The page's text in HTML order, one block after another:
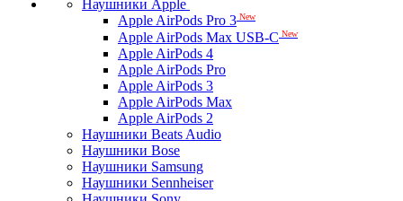
Наушники Apple
Apple AirPods Pro 3 New
Apple AirPods Max USB-C New
Apple AirPods 4
Apple AirPods Pro
Apple AirPods 3
Apple AirPods Max
Apple AirPods 2
Наушники Beats Audio
Наушники Bose
Наушники Samsung
Наушники Sennheiser